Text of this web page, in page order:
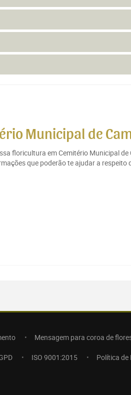
Municipal de
floricultura em Cemitério Municipal
que poderão te ajudar a respeito
Mensagem para coroa de
ISO 9001:2015 Política de